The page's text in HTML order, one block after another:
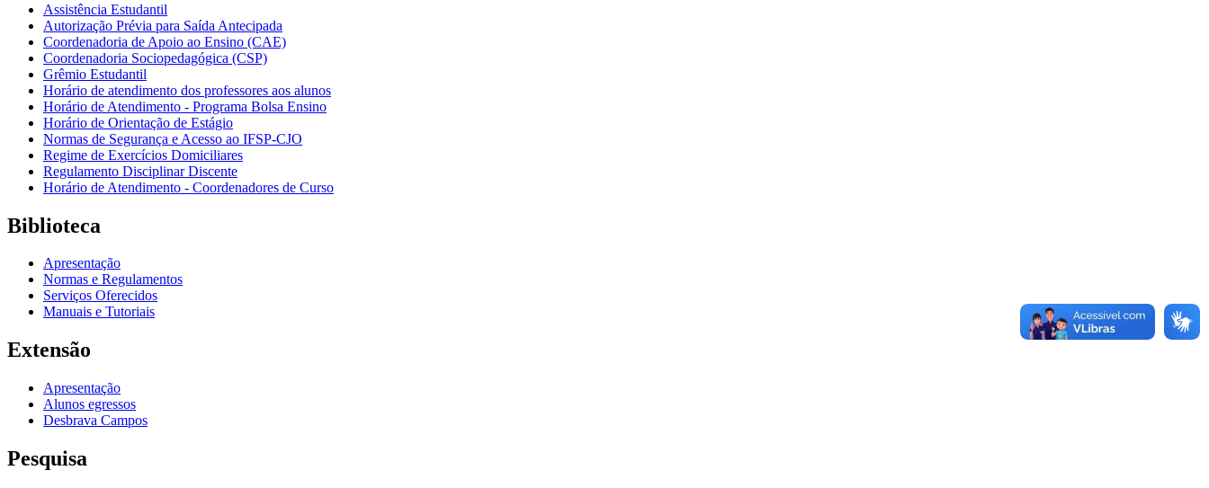
Assistência Estudantil
Autorização Prévia para Saída Antecipada
Coordenadoria de Apoio ao Ensino (CAE)
Coordenadoria Sociopedagógica (CSP)
Grêmio Estudantil
Horário de atendimento dos professores aos alunos
Horário de Atendimento - Programa Bolsa Ensino
Horário de Orientação de Estágio
Normas de Segurança e Acesso ao IFSP-CJO
Regime de Exercícios Domiciliares
Regulamento Disciplinar Discente
Horário de Atendimento - Coordenadores de Curso
Biblioteca
Apresentação
Normas e Regulamentos
Serviços Oferecidos
Manuais e Tutoriais
Extensão
Apresentação
Alunos egressos
Desbrava Campos
Pesquisa